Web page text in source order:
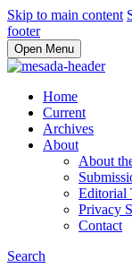
Skip to main content
footer
Open Menu
Home
Current
Archives
About
About
Editorial
Privacy
Contact
Search